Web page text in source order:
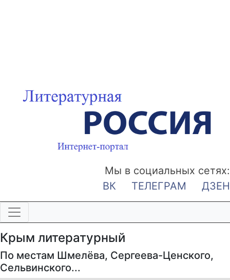
Мы в социальных сетях:
ВК
ТЕЛЕГРАМ ДЗЕН
Крым литературный
По местам Шмелёва, Сергеева-Ценского,
Сельвинского...